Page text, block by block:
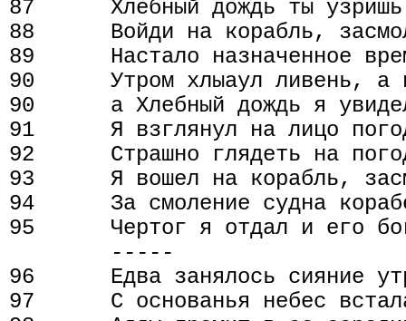
87      Хлебный дождь ты
88      Войди на корабль,
89      Настало назначенное
90      Утром хлыаул ливень, а
90      а Хлебный дождь я
91      Я взглянул на лицо
92      Страшно глядеть на
93      Я вошел на корабль,
94      За смоление судна
95      Чертог я отдал и его
        -----
96      Едва занялось сияние
97      С основанья небес